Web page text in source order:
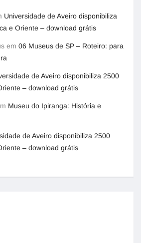
Universidade de Aveiro disponibiliza
e Oriente – download grátis
em 06 Museus de SP – Roteiro: para
de Aveiro disponibiliza 2500
– download grátis
Museu do Ipiranga: História e
de Aveiro disponibiliza 2500
– download grátis